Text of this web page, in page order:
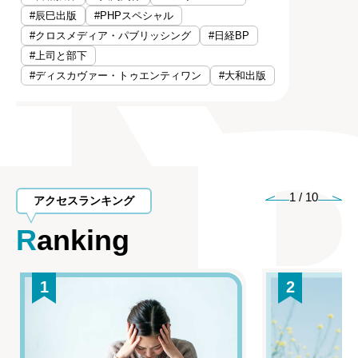
#辰巳出版
#PHPスペシャル
#クロスメディア・パブリッシング
#日経BP
#上司と部下
#ディスカヴァー・トゥエンティワン
#大和出版
アクセスランキング
Ranking
1 / 10
1 2